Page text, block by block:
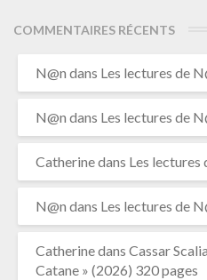
COMMENTAIRES RÉCENTS
N@n dans Les lectures de
N@n dans Les lectures de
Catherinedans Les lectures
N@n dans Les lectures de
Catherinedans Cassar
Catane » (2026) 320 pages